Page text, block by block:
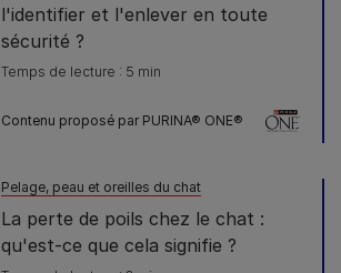
l'identifier et l'enlever en toute
sécurité ?
Temps de lecture : 5 min
Contenu proposé par PURINA® ONE®
Pelage, peau et oreilles du chat
La perte de poils chez le chat :
qu'est-ce que cela signifie ?